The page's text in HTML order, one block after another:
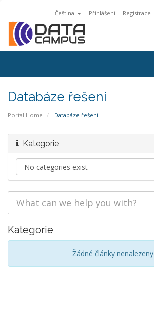
Čeština Přihlášení Registrace
Databáze řešení
Portal Home Databáze řešení
Kategorie
Kategorie
Žádné články nenalezeny